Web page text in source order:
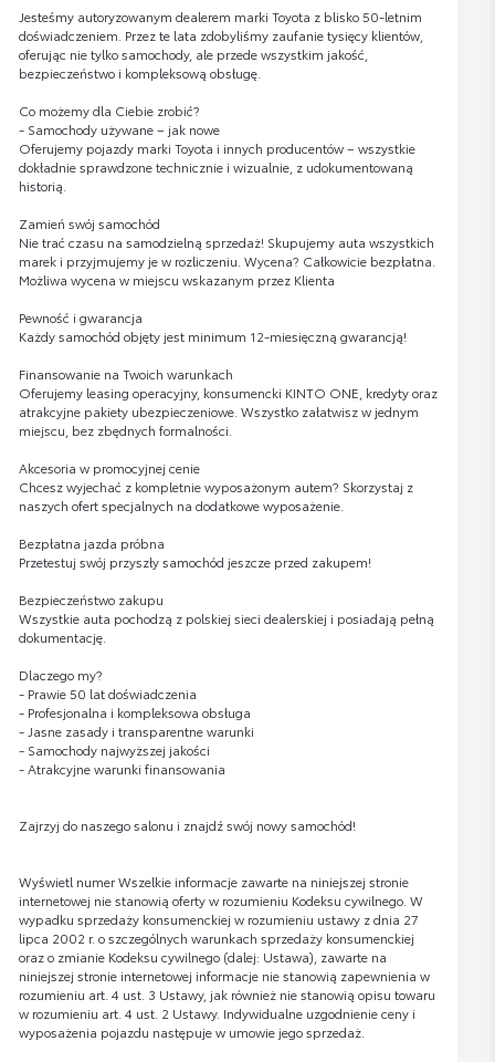
Jesteśmy autoryzowanym dealerem marki Toyota z blisko 50-letnim
doświadczeniem. Przez te lata zdobyliśmy zaufanie tysięcy klientów,
oferując nie tylko samochody, ale przede wszystkim jakość,
bezpieczeństwo i kompleksową obsługę.
Co możemy dla Ciebie zrobić?
- Samochody używane – jak nowe
Oferujemy pojazdy marki Toyota i innych producentów – wszystkie
dokładnie sprawdzone technicznie i wizualnie, z udokumentowaną
historią.
Zamień swój samochód
Nie trać czasu na samodzielną sprzedaż! Skupujemy auta wszystkich
marek i przyjmujemy je w rozliczeniu. Wycena? Całkowicie bezpłatna.
Możliwa wycena w miejscu wskazanym przez Klienta
Pewność i gwarancja
Każdy samochód objęty jest minimum 12-miesięczną gwarancją!
Finansowanie na Twoich warunkach
Oferujemy leasing operacyjny, konsumencki KINTO ONE, kredyty oraz
atrakcyjne pakiety ubezpieczeniowe. Wszystko załatwisz w jednym
miejscu, bez zbędnych formalności.
Akcesoria w promocyjnej cenie
Chcesz wyjechać z kompletnie wyposażonym autem? Skorzystaj z
naszych ofert specjalnych na dodatkowe wyposażenie.
Bezpłatna jazda próbna
Przetestuj swój przyszły samochód jeszcze przed zakupem!
Bezpieczeństwo zakupu
Wszystkie auta pochodzą z polskiej sieci dealerskiej i posiadają pełną
dokumentację.
Dlaczego my?
- Prawie 50 lat doświadczenia
- Profesjonalna i kompleksowa obsługa
- Jasne zasady i transparentne warunki
- Samochody najwyższej jakości
- Atrakcyjne warunki finansowania
Zajrzyj do naszego salonu i znajdź swój nowy samochód!
Wyświetl numer Wszelkie informacje zawarte na niniejszej stronie
internetowej nie stanowią oferty w rozumieniu Kodeksu cywilnego. W
wypadku sprzedaży konsumenckiej w rozumieniu ustawy z dnia 27
lipca 2002 r. o szczególnych warunkach sprzedaży konsumenckiej
oraz o zmianie Kodeksu cywilnego (dalej: Ustawa), zawarte na
niniejszej stronie internetowej informacje nie stanowią zapewnienia w
rozumieniu art. 4 ust. 3 Ustawy, jak również nie stanowią opisu towaru
w rozumieniu art. 4 ust. 2 Ustawy. Indywidualne uzgodnienie ceny i
wyposażenia pojazdu następuje w umowie jego sprzedaż.